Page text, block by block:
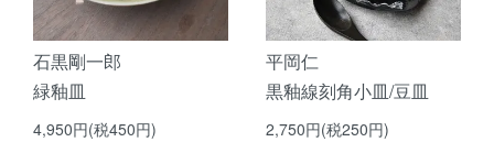
石黒剛一郎
緑釉皿
4,950円(税450円)
平岡仁
黒釉線刻角小皿/豆皿
2,750円(税250円)